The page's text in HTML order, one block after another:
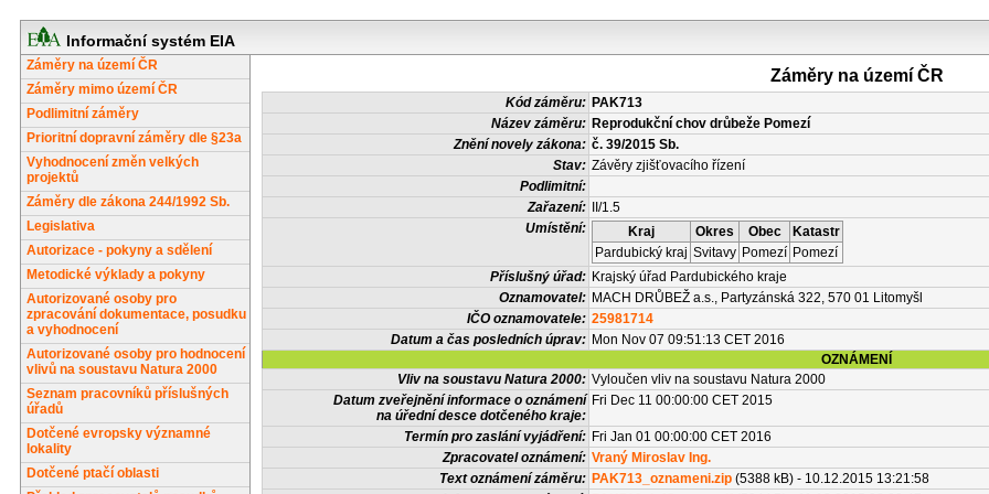
Informační systém EIA
Záměry na území ČR
Záměry mimo území ČR
Podlimitní záměry
Prioritní dopravní záměry dle §23a
Vyhodnocení změn velkých
projektů
Záměry dle zákona 244/1992 Sb.
Legislativa
Autorizace - pokyny a sdělení
Metodické výklady a pokyny
Autorizované osoby pro
zpracování dokumentace, posudku
a vyhodnocení
Autorizované osoby pro hodnocení
vlivů na soustavu Natura 2000
Seznam pracovníků příslušných
úřadů
Dotčené evropsky významné
lokality
Dotčené ptačí oblasti
Záměry na území ČR
Kód záměru: PAK713
Název záměru: Reprodukční chov drůbeže Pomezí
Znění novely zákona: č. 39/2015 Sb.
Stav: Závěry zjišťovacího řízení
Podlimitní:
Zařazení:
II/1.5
Umístění:
Kraj Okres Obec
Katastr
Pardubický kraj Svitavy Pomezí Pomezí
Příslušný úřad: Krajský úřad Pardubického kraje
Oznamovatel: MACH DRŮBEŽ a.s., Partyzánská 322, 570 01 Litomyšl
IČO oznamovatele: 25981714
Datum a čas posledních úprav: Mon Nov 07 09:51:13 CET 2016
OZNÁMENÍ
Vliv na soustavu Natura 2000: Vyloučen vliv na soustavu Natura 2000
Datum zveřejnění informace o oznámení
na úřední desce dotčeného kraje:
Fri Dec 11 00:00:00 CET 2015
Termín pro zaslání vyjádření: Fri Jan 01 00:00:00 CET 2016
Zpracovatel oznámení: Vraný Miroslav Ing.
Text oznámení záměru: PAK713_oznameni.zip (5388 kB) - 10.12.2015 13:21:58